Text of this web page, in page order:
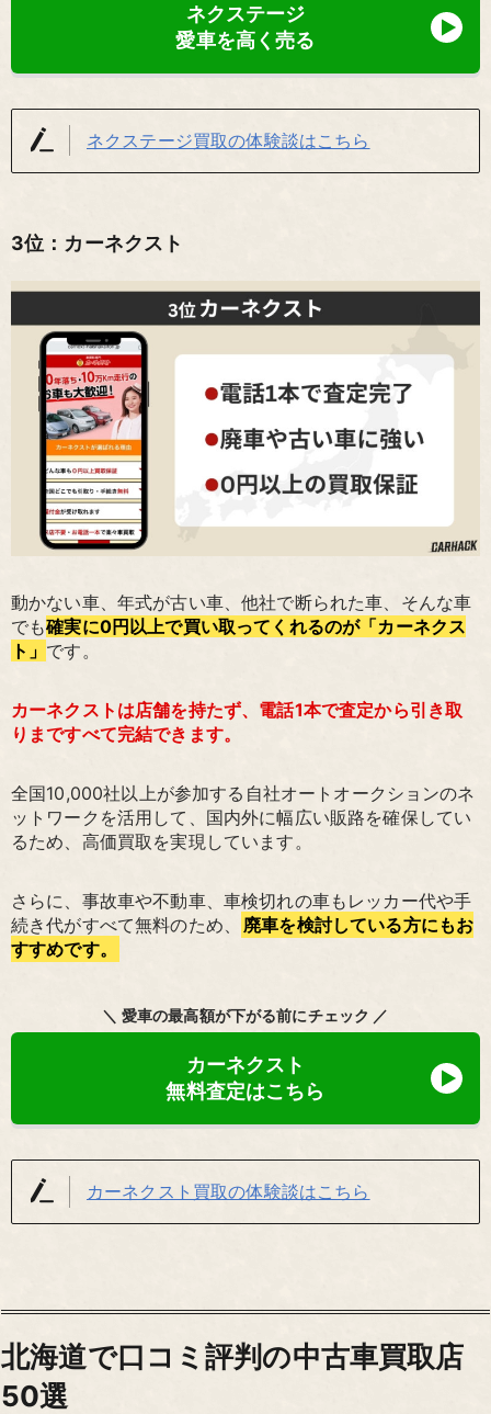
ネクステージ
愛車を高く売る
ネクステージ買取の体験談はこちら
3位：カーネクスト
動かない車、年式が古い車、他社で断られた車、そんな車
でも確実に0円以上で買い取ってくれるのが「カーネクス
ト」 です。
カーネクストは店舗を持たず、電話1本で査定から引き取
りまですべて完結できます。
全国10,000社以上が参加する自社オートオークションのネ
ットワークを活用して、国内外に幅広い販路を確保してい
るため、高価買取を実現しています。
さらに、事故車や不動車、車検切れの車もレッカー代や手
続き代がすべて無料のため、
廃車を検討している方にもお
すすめです。
＼ 愛車の最高額が下がる前にチェック ／
カーネクスト
無料査定はこちら
カーネクスト買取の体験談はこちら
北海道で口コミ評判の中古車買取店
50選